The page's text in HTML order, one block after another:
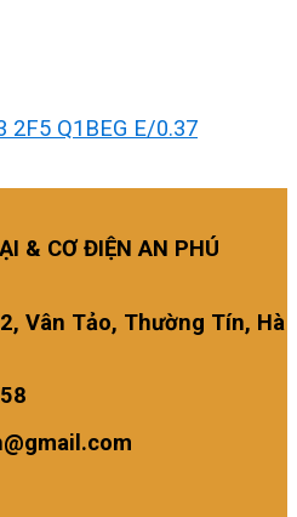
2F5 Q1BEG E/0.37
& CƠ ĐIỆN AN PHÚ
Vân Tảo, Thường Tín, Hà